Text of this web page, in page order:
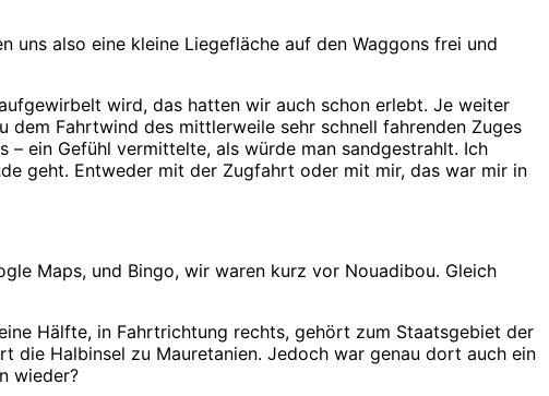
uns also eine kleine Liegefläche auf den Waggons frei und
wird, das hatten wir auch schon erlebt. Je weiter
Fahrtwind des mittlerweile sehr schnell fahrenden Zuges
– ein Gefühl vermittelte, als würde man sandgestrahlt. Ich
geht. Entweder mit der Zugfahrt oder mit mir, das war mir in
Maps, und Bingo, wir waren kurz vor Nouadibou. Gleich
Hälfte, in Fahrtrichtung rechts, gehört zum Staatsgebiet der
die Halbinsel zu Mauretanien. Jedoch war genau dort auch ein
wieder?